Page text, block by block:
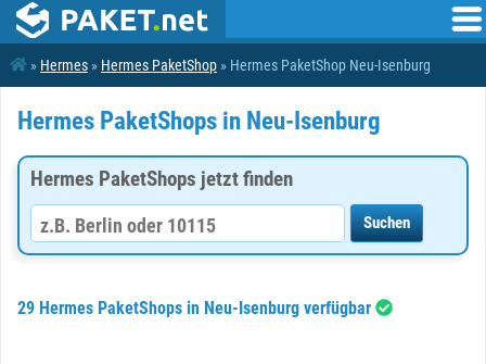
» Hermes » Hermes PaketShop » Hermes PaketShop Neu-Isenburg
Hermes PaketShops in Neu-Isenburg
Hermes PaketShops jetzt finden
29 Hermes PaketShops in Neu-Isenburg verfügbar